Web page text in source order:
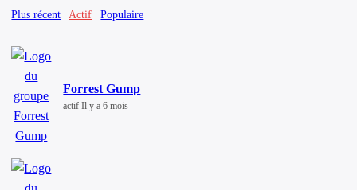
Plus récent Actif Populaire
Forrest Gump
actif Il y a 6 mois